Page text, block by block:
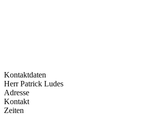
Kontaktdaten
Herr Patrick Ludes
Adresse
Kontakt
Zeiten